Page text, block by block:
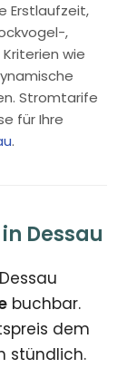
Erstlaufzeit,
,
wie
Stromtarife
für Ihre
.
Dessau
buchbar.
dem
stündlich.